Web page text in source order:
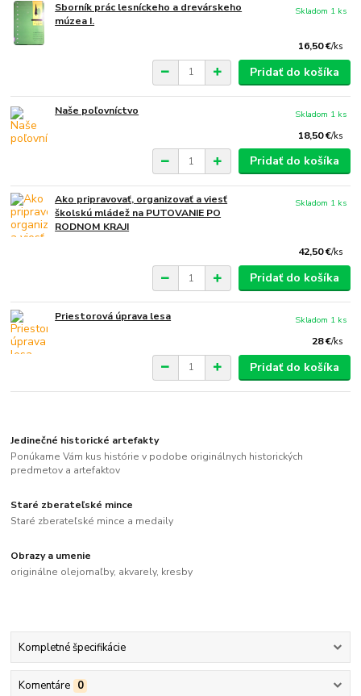
Sborník prác lesníckeho a drevárskeho
múzea I.
16,50 €/ks
Skladom 1 ks
Pridať do košíka
Naše poľovníctvo
18,50 €/ks
Skladom 1 ks
Pridať do košíka
Ako pripravovať, organizovať a viesť
školskú mládež na PUTOVANIE PO
RODNOM KRAJI
42,50 €/ks
Skladom 1 ks
Pridať do košíka
Priestorová úprava lesa
28 €/ks
Skladom 1 ks
Pridať do košíka
Jedinečné historické artefakty
Ponúkame Vám kus histórie v podobe originálnych historických
predmetov a artefaktov
Staré zberateľské mince
Staré zberateľské mince a medaily
Obrazy a umenie
originálne olejomaľby, akvarely, kresby
Kompletné špecifikácie
Komentáre 0